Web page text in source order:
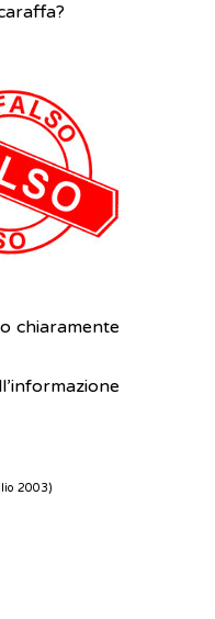
chiaramente
2003)